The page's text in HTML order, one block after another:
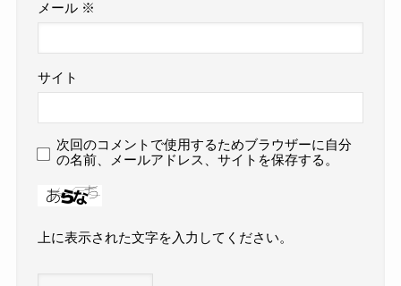
メール ※
サイト
次回のコメントで使用するためブラウザーに自分
の名前、メールアドレス、サイトを保存する。
上に表示された文字を入力してください。